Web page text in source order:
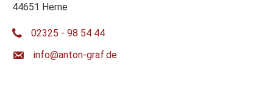
44651 Herne
02325 - 98 54 44
ed.farg-notna@ofni